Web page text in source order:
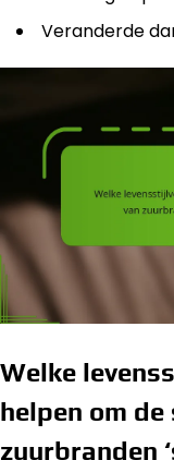
Veranderde
Welke
helpen om
zuurbranden